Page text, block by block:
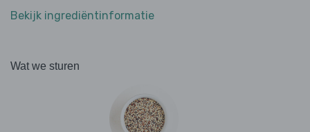
Bekijk ingrediëntinformatie
Wat we sturen